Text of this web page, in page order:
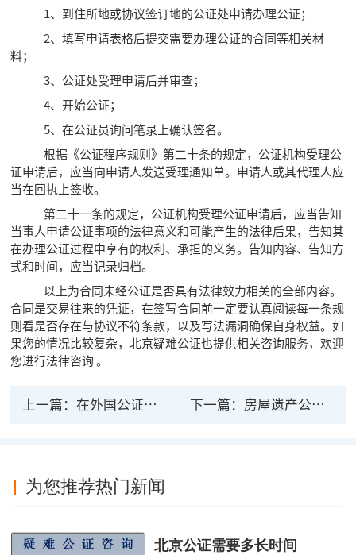
1、到住所地或协议签订地的公证处申请办理公证；
2、填写申请表格后提交需要办理公证的合同等相关材
料；
3、公证处受理申请后并审查；
4、开始公证；
5、在公证员询问笔录上确认签名。
根据《公证程序规则》第二十条的规定，公证机构受理公
证申请后，应当向申请人发送受理通知单。申请人或其代理人应
当在回执上签收。
第二十一条的规定，公证机构受理公证申请后，应当告知
当事人申请公证事项的法律意义和可能产生的法律后果，告知其
在办理公证过程中享有的权利、承担的义务。告知内容、告知方
式和时间，应当记录归档。
以上为合同未经公证是否具有法律效力相关的全部内容。
合同是交易往来的凭证，在签写合同前一定要认真阅读每一条规
则看是否存在与协议不符条款，以及写法漏洞确保自身权益。如
果您的情况比较复杂，北京疑难公证也提供相关咨询服务，欢迎
您进行法律咨询 。
上一篇：在外国公证过的法律文书在中国具有法律效力吗 下一篇： 房屋遗产公证费如何收法律百科？
为您推荐热门新闻
北京公证需要多长时间